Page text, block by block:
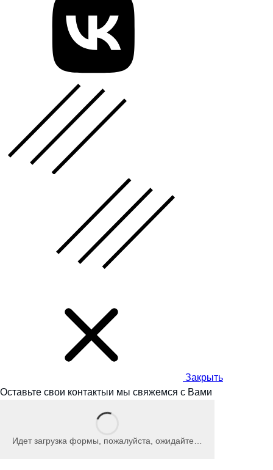
Закрыть
Оставьте свои контактыи мы свяжемся с Вами
Идет загрузка формы, пожалуйста, ожидайте…